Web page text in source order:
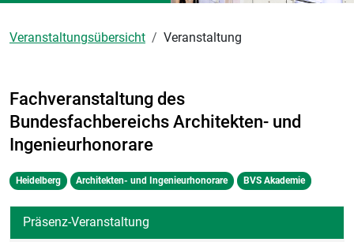
Veranstaltungsübersicht Veranstaltung
Fachveranstaltung des
Bundesfachbereichs Architekten- und
Ingenieurhonorare
Heidelberg Architekten- und Ingenieurhonorare BVS Akademie
Präsenz-Veranstaltung